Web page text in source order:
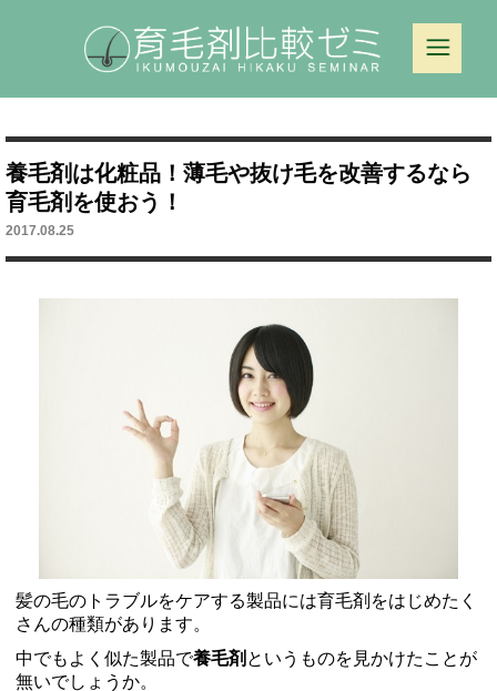
養毛剤は化粧品！薄毛や抜け毛を改善するなら
育毛剤を使おう！
2017.08.25
髪の毛のトラブルをケアする製品には育毛剤をはじめたく
さんの種類があります。
中でもよく似た製品で養毛剤 というものを見かけたことが
無いでしょうか。